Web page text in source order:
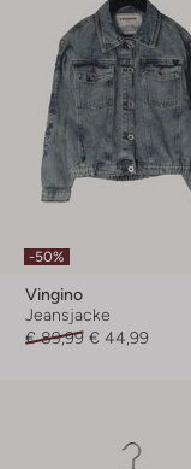
-50%
Vingino
Jeansjacke
€ 89,99 € 44,99